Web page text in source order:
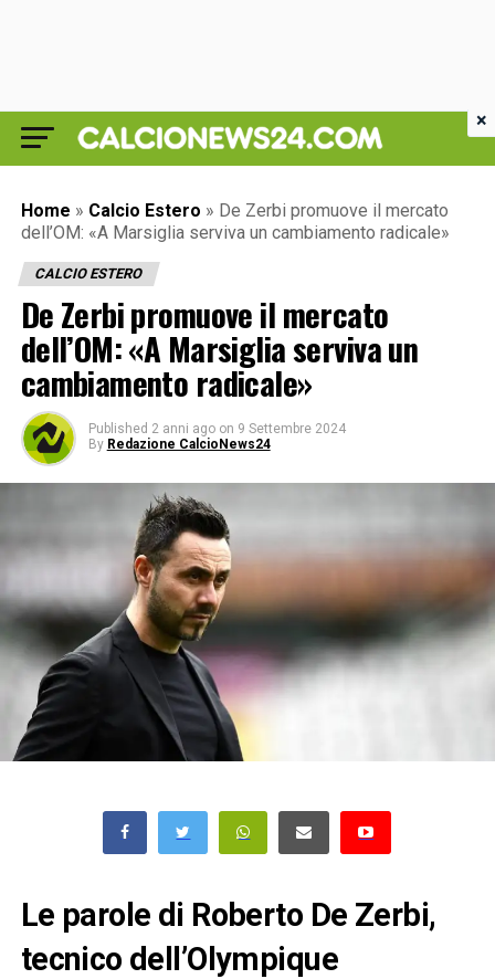
Home » Calcio Estero » De Zerbi promuove il mercato
dell’OM: «A Marsiglia serviva un cambiamento radicale»
CALCIO ESTERO
De Zerbi promuove il mercato
dell’OM: «A Marsiglia serviva un
cambiamento radicale»
Published 2 anni ago on 9 Settembre 2024
By Redazione CalcioNews24
Le parole di Roberto De Zerbi,
tecnico dell’Olympique
×